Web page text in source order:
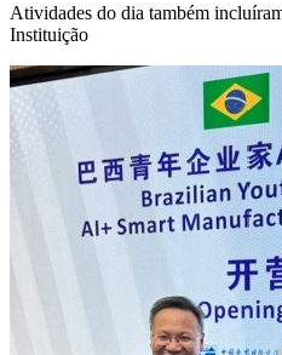
Atividades do dia também
Instituição